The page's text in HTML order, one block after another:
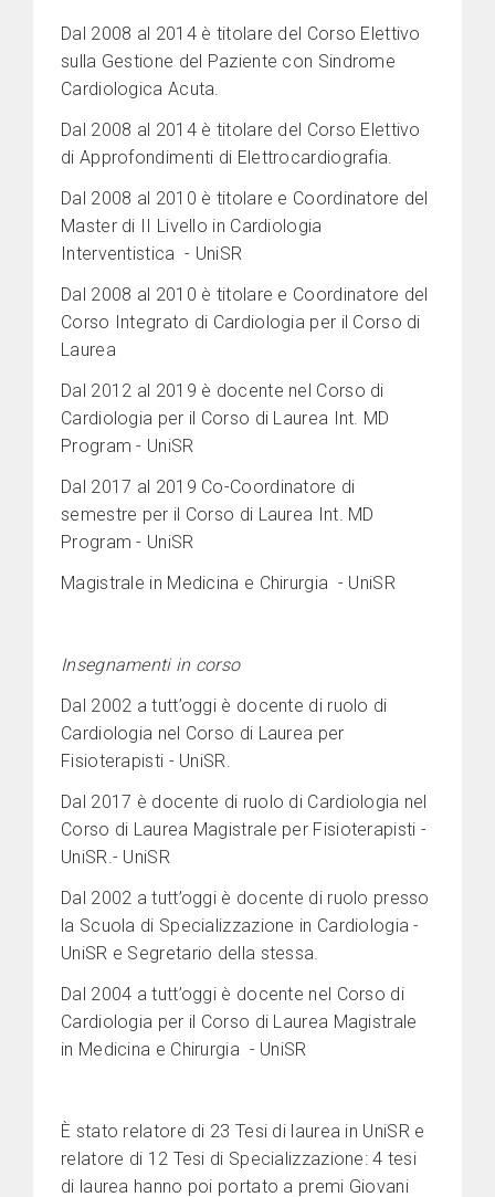
Dal 2008 al 2014 è titolare del Corso Elettivo
sulla Gestione del Paziente con Sindrome
Cardiologica Acuta.
Dal 2008 al 2014 è titolare del Corso Elettivo
di Approfondimenti di Elettrocardiografia.
Dal 2008 al 2010 è titolare e Coordinatore del
Master di II Livello in Cardiologia
Interventistica - UniSR
Dal 2008 al 2010 è titolare e Coordinatore del
Corso Integrato di Cardiologia per il Corso di
Laurea
Dal 2012 al 2019 è docente nel Corso di
Cardiologia per il Corso di Laurea Int. MD
Program - UniSR
Dal 2017 al 2019 Co-Coordinatore di
semestre per il Corso di Laurea Int. MD
Program - UniSR
Magistrale in Medicina e Chirurgia - UniSR
Insegnamenti in corso
Dal 2002 a tutt’oggi è docente di ruolo di
Cardiologia nel Corso di Laurea per
Fisioterapisti - UniSR.
Dal 2017 è docente di ruolo di Cardiologia nel
Corso di Laurea Magistrale per Fisioterapisti -
UniSR.- UniSR
Dal 2002 a tutt’oggi è docente di ruolo presso
la Scuola di Specializzazione in Cardiologia -
UniSR e Segretario della stessa.
Dal 2004 a tutt’oggi è docente nel Corso di
Cardiologia per il Corso di Laurea Magistrale
in Medicina e Chirurgia - UniSR
È stato relatore di 23 Tesi di laurea in UniSR e
relatore di 12 Tesi di Specializzazione: 4 tesi
di laurea hanno poi portato a premi Giovani